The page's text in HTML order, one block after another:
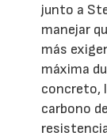
junto a
manejar
más
máxima
concreto,
carbono